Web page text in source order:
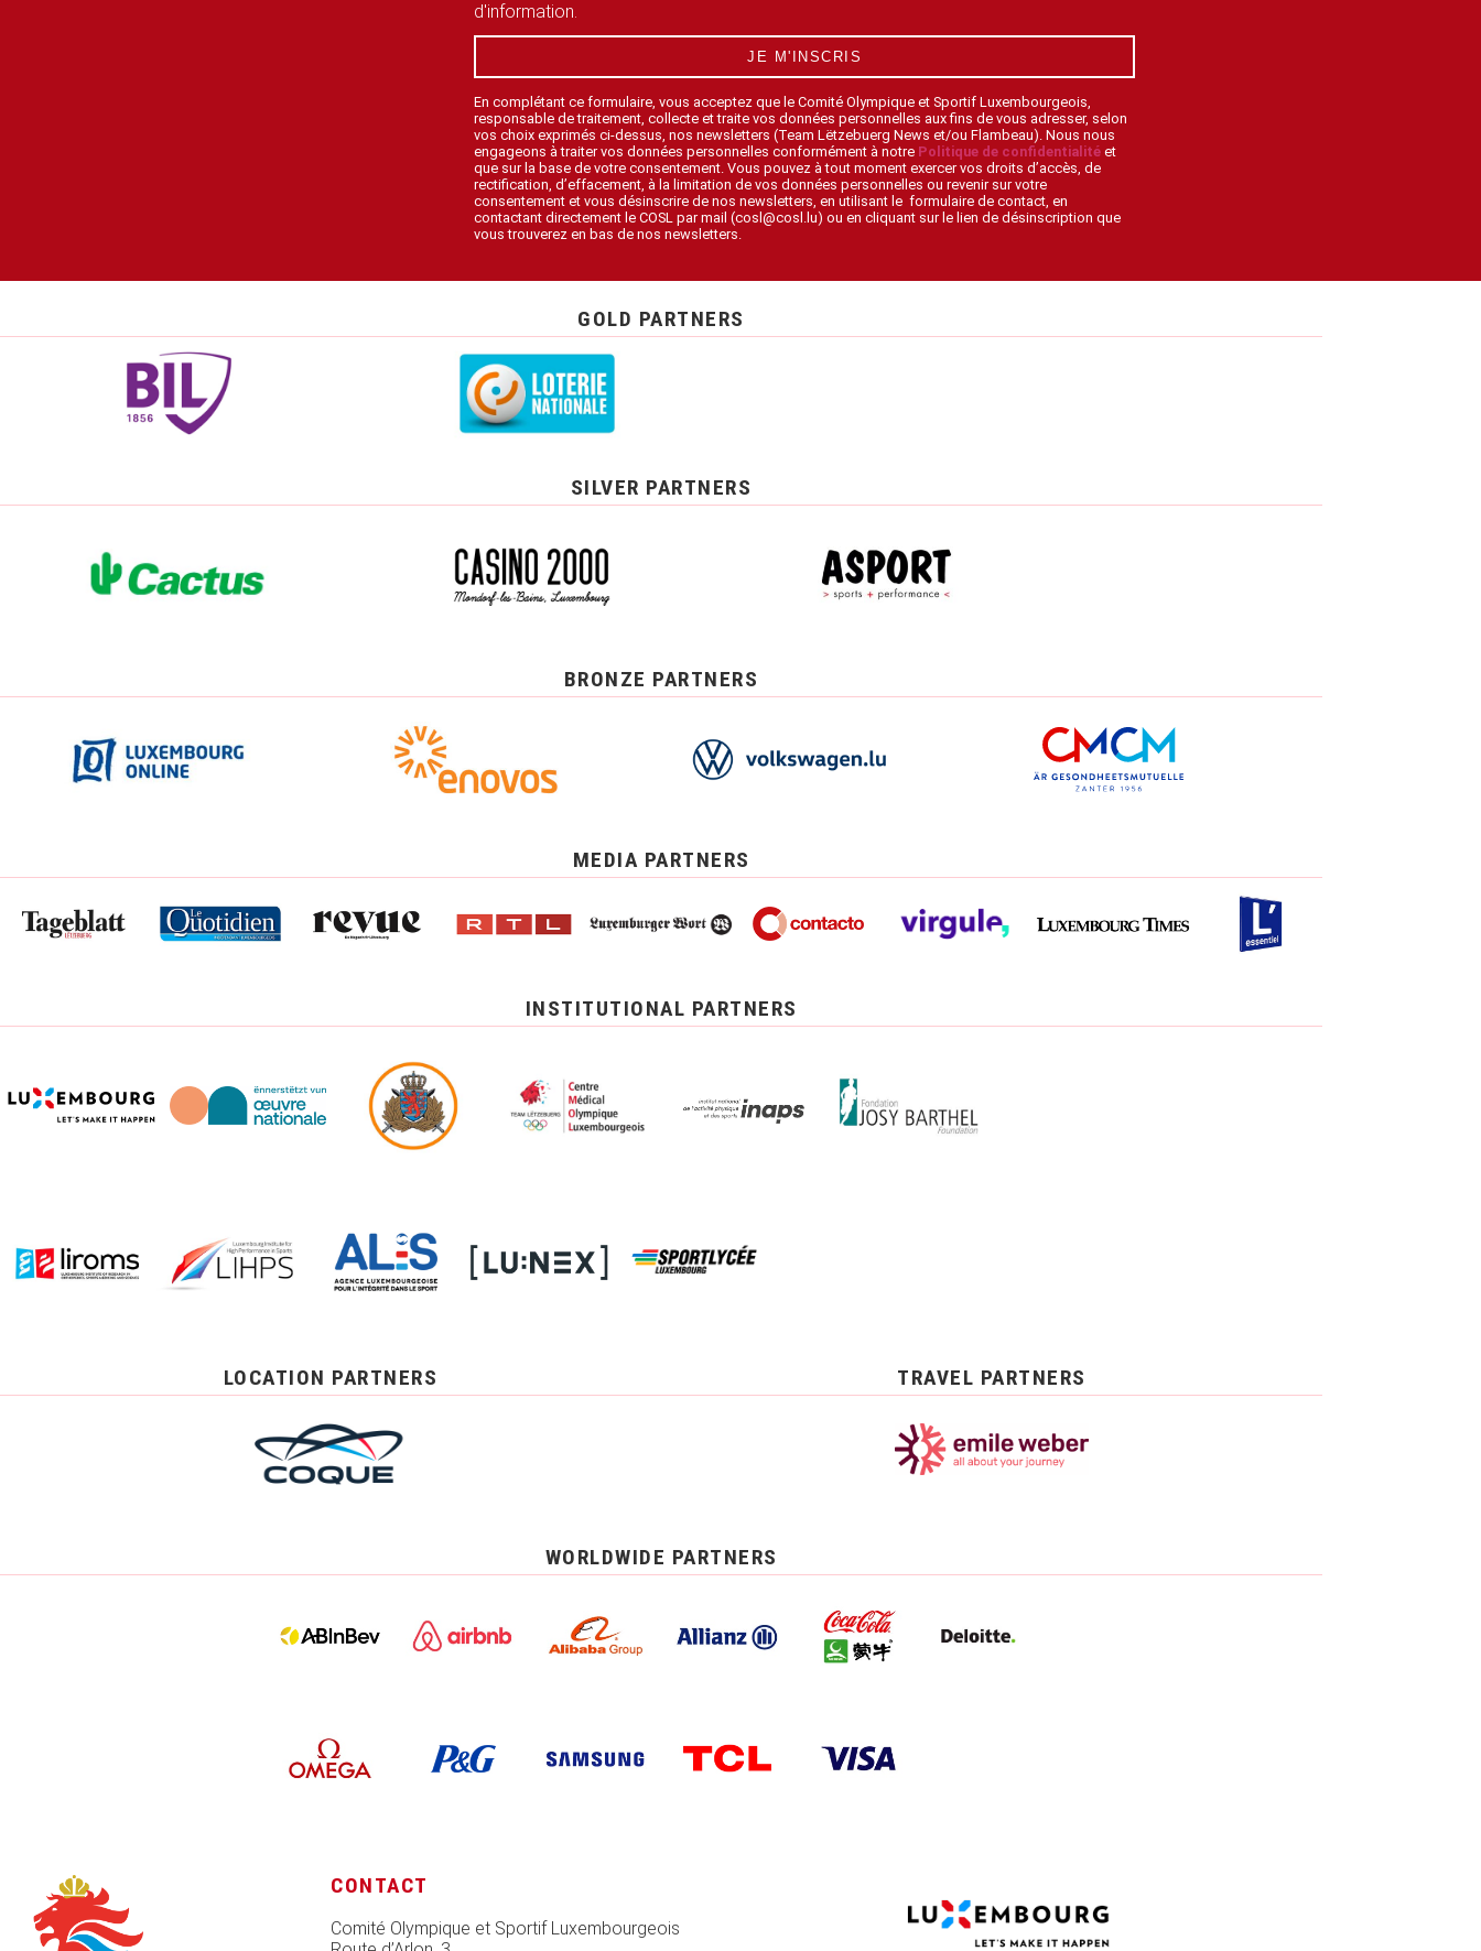
d'information.
JE M'INSCRIS
En complétant ce formulaire, vous acceptez que le Comité Olympique et Sportif Luxembourgeois,
responsable de traitement, collecte et traite vos données personnelles aux fins de vous adresser, selon
vos choix exprimés ci-dessus, nos newsletters (Team Lëtzebuerg News et/ou Flambeau). Nous nous
engageons à traiter vos données personnelles conformément à notre Politique de confidentialité et
que sur la base de votre consentement. Vous pouvez à tout moment exercer vos droits d’accès, de
rectification, d’effacement, à la limitation de vos données personnelles ou revenir sur votre
consentement et vous désinscrire de nos newsletters, en utilisant le formulaire de contact, en
contactant directement le COSL par mail (cosl@cosl.lu) ou en cliquant sur le lien de désinscription que
vous trouverez en bas de nos newsletters.
GOLD PARTNERS
SILVER PARTNERS
BRONZE PARTNERS
MEDIA PARTNERS
INSTITUTIONAL PARTNERS
LOCATION PARTNERS TRAVEL PARTNERS
WORLDWIDE PARTNERS
CONTACT
Comité Olympique et Sportif Luxembourgeois